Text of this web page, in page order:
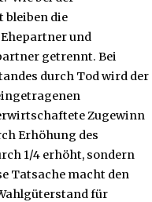
bleiben die
und
getrennt. Bei
durch Tod wird der
Zugewinn
Erhöhung des
1/4 erhöht, sondern
Tatsache macht den
für